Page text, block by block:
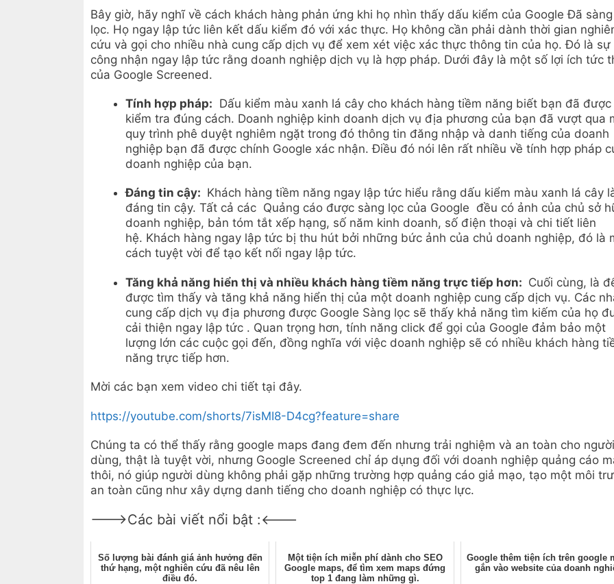
Bây giờ, hãy nghĩ về cách khách hàng phản ứng khi họ nhìn thấy dấu kiểm của Google Đã sàng
lọc. Họ ngay lập tức liên kết dấu kiểm đó với xác thực. Họ không cần phải dành thời gian
cứu và gọi cho nhiều nhà cung cấp dịch vụ để xem xét việc xác thực thông tin của họ. Đó là sự
công nhận ngay lập tức rằng doanh nghiệp dịch vụ là hợp pháp. Dưới đây là một số lợi ích tức
của Google Screened.
Tính hợp pháp: Dấu kiểm màu xanh lá cây cho khách hàng tiềm năng biết bạn đã được
kiểm tra đúng cách. Doanh nghiệp kinh doanh dịch vụ địa phương của bạn đã vượt qua
quy trình phê duyệt nghiêm ngặt trong đó thông tin đăng nhập và danh tiếng của doanh
nghiệp bạn đã được chính Google xác nhận. Điều đó nói lên rất nhiều về tính hợp pháp
doanh nghiệp của bạn.
Đáng tin cậy: Khách hàng tiềm năng ngay lập tức hiểu rằng dấu kiểm màu xanh lá cây
đáng tin cậy. Tất cả các Quảng cáo được sàng lọc của Google đều có ảnh của chủ sở
doanh nghiệp, bản tóm tắt xếp hạng, số năm kinh doanh, số điện thoại và chi tiết liên
hệ. Khách hàng ngay lập tức bị thu hút bởi những bức ảnh của chủ doanh nghiệp, đó là
cách tuyệt vời để tạo kết nối ngay lập tức.
Tăng khả năng hiển thị và nhiều khách hàng tiềm năng trực tiếp hơn: Cuối cùng, là
được tìm thấy và tăng khả năng hiển thị của một doanh nghiệp cung cấp dịch vụ. Các
cung cấp dịch vụ địa phương được Google Sàng lọc sẽ thấy khả năng tìm kiếm của họ
cải thiện ngay lập tức . Quan trọng hơn, tính năng click để gọi của Google đảm bảo một
lượng lớn các cuộc gọi đến, đồng nghĩa với việc doanh nghiệp sẽ có nhiều khách hàng
năng trực tiếp hơn.
Mời các bạn xem video chi tiết tại đây.
https://youtube.com/shorts/7isMI8-D4cg?feature=share
Chúng ta có thể thấy rằng google maps đang đem đến nhưng trải nghiệm và an toàn cho người
dùng, thật là tuyệt vời, nhưng Google Screened chỉ áp dụng đối với doanh nghiệp quảng cáo
thôi, nó giúp người dùng không phải gặp những trường hợp quảng cáo giả mạo, tạo một môi
an toàn cũng như xây dựng danh tiếng cho doanh nghiệp có thực lực.
--->Các bài viết nổi bật :<---
Số lượng bài đánh giá ảnh hưởng đến
thứ hạng, một nghiên cứu đã nêu lên
điều đó.
Một tiện ích miễn phí dành cho SEO
Google maps, để tìm xem maps đứng
top 1 đang làm những gì.
Google thêm tiện ích trên google
gắn vào website của doanh